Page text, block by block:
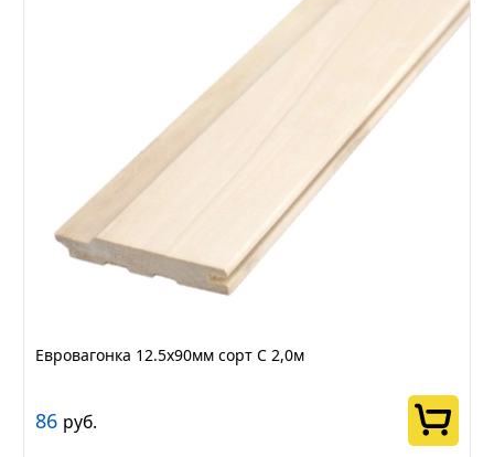
Евровагонка 12.5х90мм сорт С 2,0м
86 руб.